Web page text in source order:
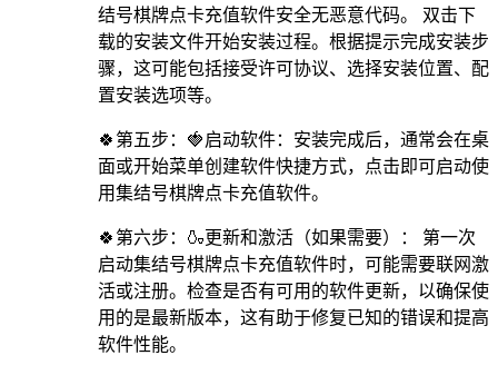
结号棋牌点卡充值软件安全无恶意代码。 双击下
载的安装文件开始安装过程。根据提示完成安装步
骤，这可能包括接受许可协议、选择安装位置、配
置安装选项等。
🍀第五步：🍓启动软件：安装完成后，通常会在桌
面或开始菜单创建软件快捷方式，点击即可启动使
用集结号棋牌点卡充值软件。
🍀第六步：🍶更新和激活（如果需要）： 第一次
启动集结号棋牌点卡充值软件时，可能需要联网激
活或注册。检查是否有可用的软件更新，以确保使
用的是最新版本，这有助于修复已知的错误和提高
软件性能。